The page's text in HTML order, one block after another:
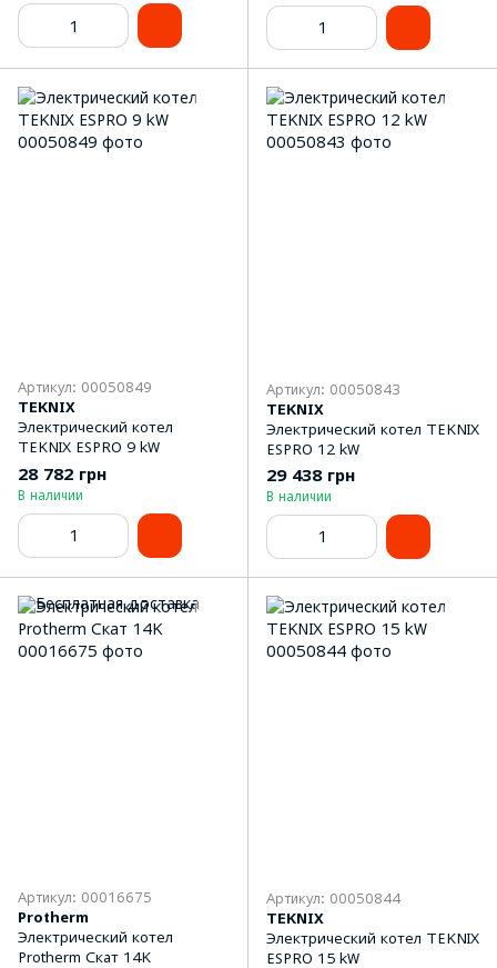
Артикул: 00050849
TEKNIX
Электрический котел
TEKNIX ESPRO 9 kW
28 782 грн
В наличии
Артикул: 00050843
TEKNIX
Электрический котел TEKNIX
ESPRO 12 kW
29 438 грн
В наличии
Артикул: 00016675
Protherm
Электрический котел
Protherm Скат 14K
Артикул: 00050844
TEKNIX
Электрический котел TEKNIX
ESPRO 15 kW